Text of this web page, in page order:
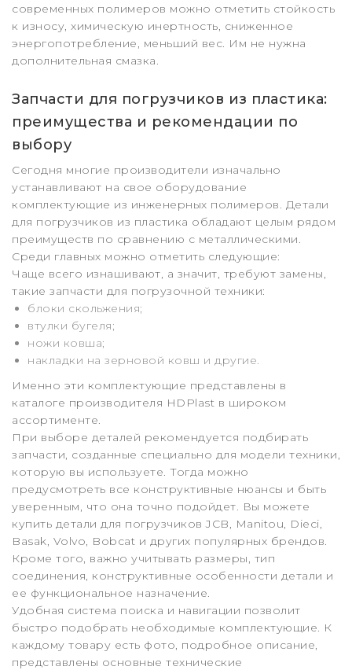
современных полимеров можно отметить стойкость
к износу, химическую инертность, сниженное
энергопотребление, меньший вес. Им не нужна
дополнительная смазка.
Запчасти для погрузчиков из пластика:
преимущества и рекомендации по
выбору
Сегодня многие производители изначально
устанавливают на свое оборудование
комплектующие из инженерных полимеров. Детали
для погрузчиков из пластика обладают целым рядом
преимуществ по сравнению с металлическими.
Среди главных можно отметить следующие:
Чаще всего изнашивают, а значит, требуют замены,
такие запчасти для погрузочной техники:
блоки скольжения;
втулки бугеля;
ножи ковша;
накладки на зерновой ковш и другие.
Именно эти комплектующие представлены в
каталоге производителя HDPlast в широком
ассортименте.
При выборе деталей рекомендуется подбирать
запчасти, созданные специально для модели техники,
которую вы используете. Тогда можно
предусмотреть все конструктивные нюансы и быть
уверенным, что она точно подойдет. Вы можете
купить детали для погрузчиков JCB, Manitou, Dieci,
Basak, Volvo, Bobcat и других популярных брендов.
Кроме того, важно учитывать размеры, тип
соединения, конструктивные особенности детали и
ее функциональное назначение.
Удобная система поиска и навигации позволит
быстро подобрать необходимые комплектующие. К
каждому товару есть фото, подробное описание,
представлены основные технические